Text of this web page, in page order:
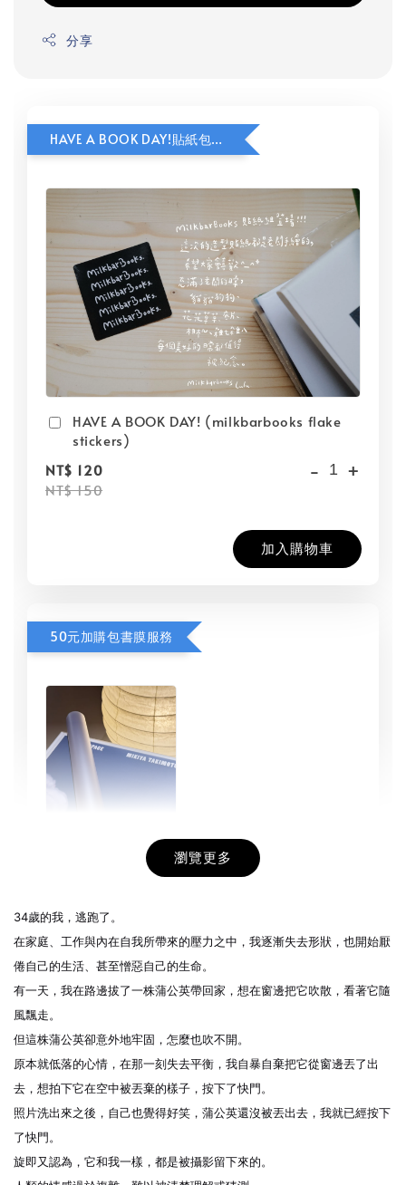
分享
HAVE A BOOK DAY!貼紙包加價購
HAVE A BOOK DAY! (milkbarbooks flake
stickers)
NT$ 120
NT$ 150
- +
加入購物車
50元加購包書膜服務
NT$ 50
NT$ 100
加入購物車
瀏覽更多
34歲的我，逃跑了。
在家庭、工作與內在自我所帶來的壓力之中，我逐漸失去形狀， 也開始厭
倦自己的生活、甚至憎惡自己的生命。
有一天，我在路邊拔了一株蒲公英帶回家，想在窗邊把它吹散， 看著它隨
風飄走。
但這株蒲公英卻意外地牢固，怎麼也吹不開。
原本就低落的心情，在那一刻失去平衡， 我自暴自棄把它從窗邊丟了出
去，想拍下它在空中被丟棄的樣子， 按下了快門。
照片洗出來之後，自己也覺得好笑，蒲公英還沒被丟出去， 我就已經按下
了快門。
旋即又認為，它和我一樣，都是被攝影留下來的。